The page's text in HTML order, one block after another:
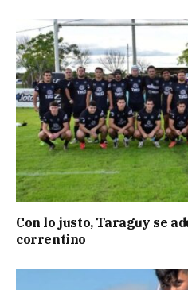
Con lo justo, Taraguy se
correntino